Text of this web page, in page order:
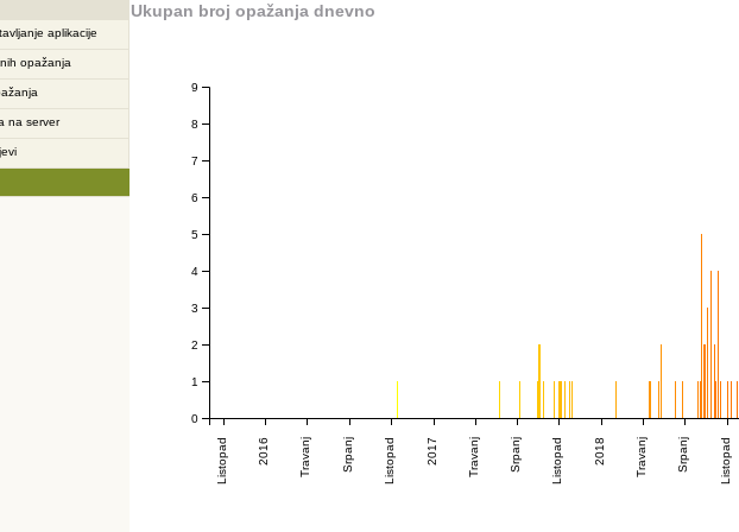
aplikacije
opažanja
na server
Ukupan broj opažanja dnevno
Listopad 2016 Travanj Srpanj Listopad 2017 Travanj Srpanj Listopad 2018 Travanj Srpanj Listopad
0
1
2
3
4
5
6
7
8
9